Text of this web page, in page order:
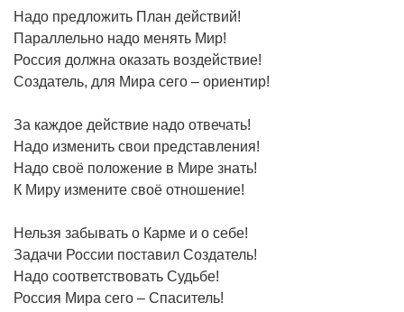
Надо предложить План действий!
Параллельно надо менять Мир!
Россия должна оказать воздействие!
Создатель, для Мира сего – ориентир!
За каждое действие надо отвечать!
Надо изменить свои представления!
Надо своё положение в Мире знать!
К Миру измените своё отношение!
Нельзя забывать о Карме и о себе!
Задачи России поставил Создатель!
Надо соответствовать Судьбе!
Россия Мира сего – Спаситель!